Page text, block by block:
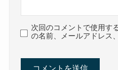
次回のコメントで使用す
の名前、メールアドレス